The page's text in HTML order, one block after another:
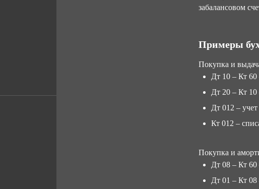
забалансовом
Примеры
Покупка и
Дт 10 – Кт
Дт 20 – Кт
Дт 012 –
Кт 012 –
Покупка и
Дт 08 – Кт
Дт 01 – Кт 08